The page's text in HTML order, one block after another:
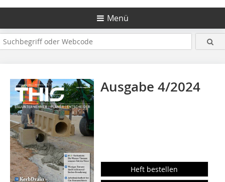
Menü
Ausgabe 4/2024
Heft bestellen